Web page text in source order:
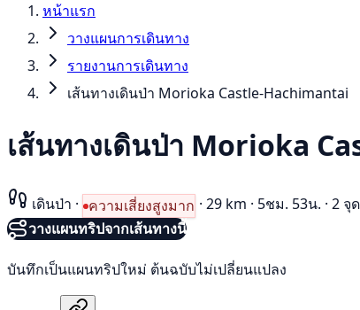
หน้าแรก
วางแผนการเดินทาง
รายงานการเดินทาง
เส้นทางเดินป่า Morioka Castle-Hachimantai
เส้นทางเดินป่า Morioka
เดินป่า · ความเสี่ยงสูงมาก · 29 km · 5ชม. 53น. · 2 จุด
วางแผนทริปจากเส้นทางนี้
บันทึกเป็นแผนทริปใหม่ ต้นฉบับไม่เปลี่ยนแปลง